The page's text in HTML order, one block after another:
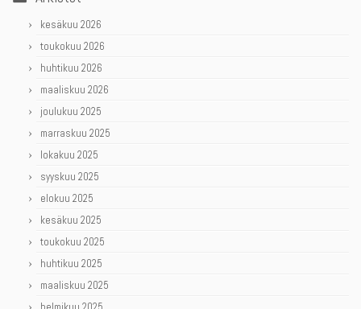
kesäkuu 2026
toukokuu 2026
huhtikuu 2026
maaliskuu 2026
joulukuu 2025
marraskuu 2025
lokakuu 2025
syyskuu 2025
elokuu 2025
kesäkuu 2025
toukokuu 2025
huhtikuu 2025
maaliskuu 2025